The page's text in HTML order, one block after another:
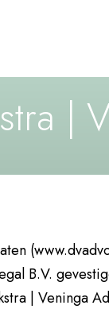
|
B.V.
| Veninga